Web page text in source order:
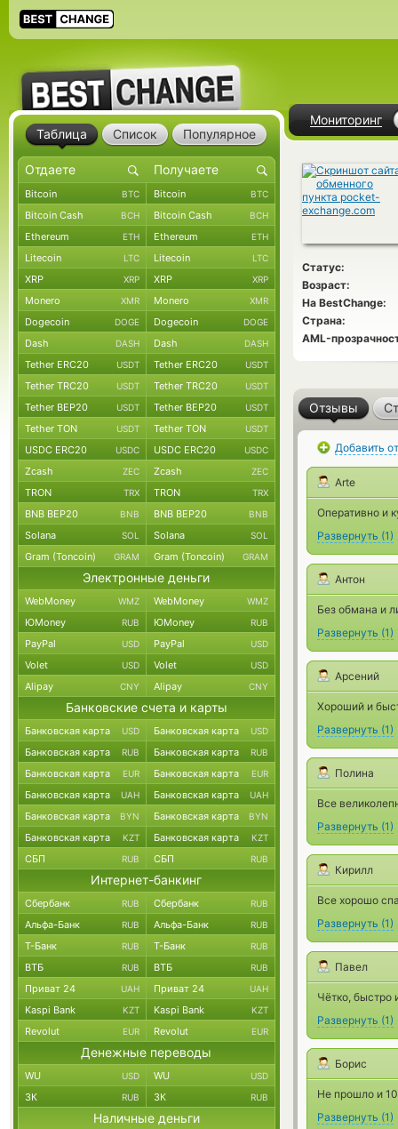
Мониторинг
Статус:
Возраст:
На BestChange:
Страна:
AML-
Отзывы
Добавить
Arte
Оперативно и
Развернуть (1)
Антон
Без обмана и
Развернуть (1)
Арсений
Хороший и
Развернуть (1)
Полина
Все
Развернуть (1)
Кирилл
Все хорошо
Развернуть (1)
Павел
Чётко, быстро
Развернуть (1)
Борис
Не прошло и
Развернуть (1)
Таблица Список Популярное
Bitcoin BTC Bitcoin BTC
Bitcoin Cash BCH Bitcoin Cash BCH
Ethereum ETH Ethereum ETH
Litecoin LTC Litecoin LTC
XRP XRP XRP XRP
Monero XMR Monero XMR
Dogecoin DOGE Dogecoin DOGE
Dash DASH Dash DASH
Tether ERC20 USDT Tether ERC20 USDT
Tether TRC20 USDT Tether TRC20 USDT
Tether BEP20 USDT Tether BEP20 USDT
Tether TON USDT Tether TON USDT
USDC ERC20 USDC USDC ERC20 USDC
Zcash ZEC Zcash ZEC
TRON TRX TRON TRX
BNB BEP20 BNB BNB BEP20 BNB
Solana SOL Solana SOL
Gram (Toncoin) GRAM Gram (Toncoin) GRAM
Электронные деньги
WebMoney WMZ WebMoney WMZ
ЮMoney RUB ЮMoney RUB
PayPal USD PayPal USD
Volet USD Volet USD
Alipay CNY Alipay CNY
Банковские счета и карты
Банковская карта USD Банковская карта USD
Банковская карта RUB Банковская карта RUB
Банковская карта EUR Банковская карта EUR
Банковская карта UAH Банковская карта UAH
Банковская карта BYN Банковская карта BYN
Банковская карта KZT Банковская карта KZT
СБП RUB СБП RUB
Интернет-банкинг
Сбербанк RUB Сбербанк RUB
Альфа-Банк RUB Альфа-Банк RUB
Т-Банк RUB Т-Банк RUB
ВТБ RUB ВТБ RUB
Приват 24 UAH Приват 24 UAH
Kaspi Bank KZT Kaspi Bank KZT
Revolut EUR Revolut EUR
Денежные переводы
WU USD WU USD
ЗК RUB ЗК RUB
Наличные деньги